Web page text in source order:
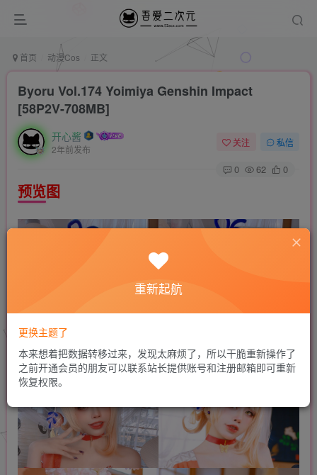
首页 动漫Cos 正文
Byoru Vol.174 Yoimiya Genshin Impact
[58P2V-708MB]
开心酱
2年前发布
关注 私信
0 62 0
预览图
重新起航
更换主题了
本来想着把数据转移过来，发现太麻烦了，所以干脆重新操作了
之前开通会员的朋友可以联系站长提供账号和注册邮箱即可重新
恢复权限。